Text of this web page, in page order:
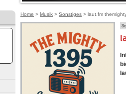
ANTENNE
Home > Musik > Sonstiges > laut.fm